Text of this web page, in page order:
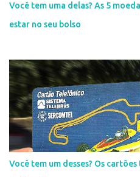
Você tem uma delas? As 5
estar no seu bolso
Você tem um desses? Os